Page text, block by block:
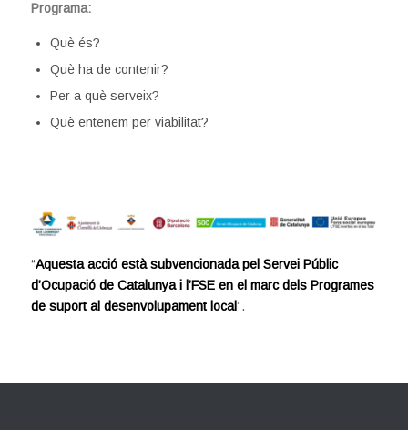
Programa:
Què és?
Què ha de contenir?
Per a què serveix?
Què entenem per viabilitat?
“Aquesta acció està subvencionada pel Servei Públic
d’Ocupació de Catalunya i l’FSE en el marc dels Programes
de suport al desenvolupament local”.